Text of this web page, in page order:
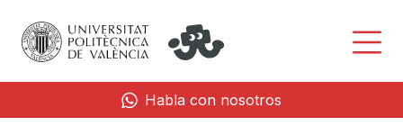
Habla con nosotros